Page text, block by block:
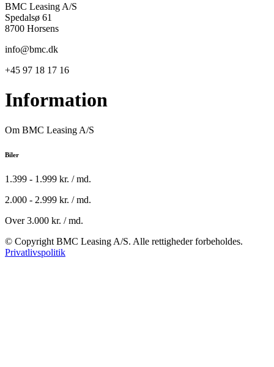
BMC Leasing A/S
Spedalsø 61
8700 Horsens
info@bmc.dk
+45 97 18 17 16
Information
Om BMC Leasing A/S
Biler
1.399 - 1.999 kr. / md.
2.000 - 2.999 kr. / md.
Over 3.000 kr. / md.
© Copyright BMC Leasing A/S. Alle rettigheder forbeholdes.
Privatlivspolitik